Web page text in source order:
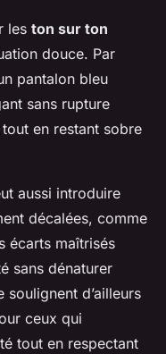
les ton sur ton
douce. Par
pantalon bleu
sans rupture
en restant sobre
aussi introduire
décalées, comme
écarts maîtrisés
sans dénaturer
soulignent d’ailleurs
ceux qui
tout en respectant